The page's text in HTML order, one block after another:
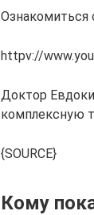
Ознакомиться
httpv://
Доктор
комплексную
{SOURCE}
Кому